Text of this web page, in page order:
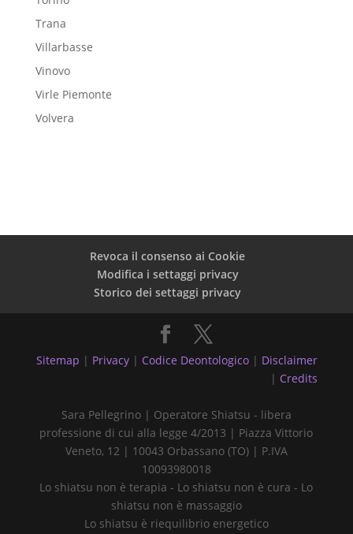
Trana
Villarbasse
Vinovo
Virle Piemonte
Volvera
Revoca il consenso ai Cookie
Modifica i settaggi privacy
Storico dei settaggi privacy
Sitemap | Privacy | Codice Deontologico | Disclaimer
| Credits
Sara Pellegrino | Operatore Shiatsu - libera
professione di cui alla legge 4/2013 | Piazza Vittorio
Veneto, 12 | 10043 Orbassano (TO) | P.IVA
10093980018
Lo shiatsu non è terapia - Lo shiatsu non è cura - Lo
shiatsu non è massaggio
Lo shiatsu è riequilibrio energetico